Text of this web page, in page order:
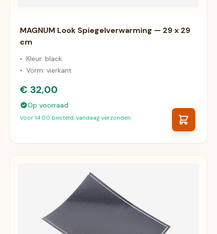
MAGNUM Look Spiegelverwarming — 29 x 29
cm
• Kleur: black
• Vorm: vierkant
€ 32,00
Op voorraad
Voor 14:00 besteld, vandaag verzonden